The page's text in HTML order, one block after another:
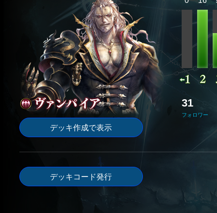
デッキ作成で表示
31
フォロワー
デッキコード発行